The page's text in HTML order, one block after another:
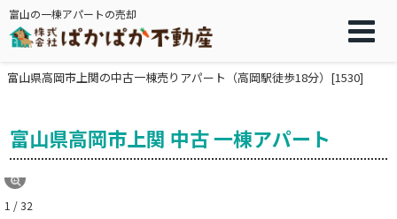
富山の一棟アパートの売却
富山県高岡市上関の中古一棟売りアパート（高岡駅徒歩18分）[1530]
富山県高岡市上関 中古 一棟アパート
1 / 32